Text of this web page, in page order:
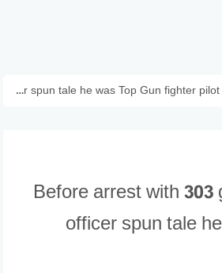
Before arrest with 303 gold bars, CIA officer spun tale he was Top Gun fighter pilot
Before arrest with
officer spun tale